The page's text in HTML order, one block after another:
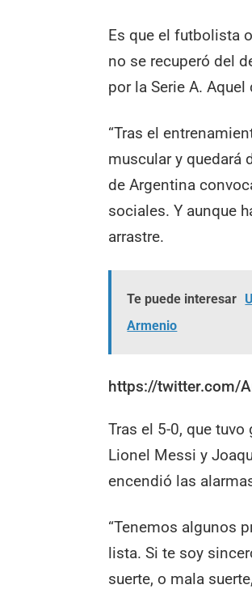
Es que el futbolista
no se recuperó del
por la Serie A.
“Tras el
muscular y quedará
de Argentina
sociales. Y aunque
arrastre.
Te puede interesar
Armenio
https://twitter.com/
Tras el 5-0, que
Lionel Messi y
encendió las
“Tenemos algunos
lista. Si te soy
suerte, o mala